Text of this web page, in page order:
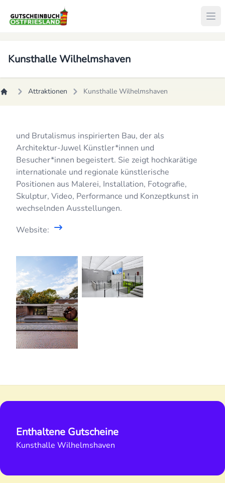
Kunsthalle Wilhelmshaven
Attraktionen Kunsthalle Wilhelmshaven
und Brutalismus inspirierten Bau, der als
Architektur-Juwel Künstler*innen und
Besucher*innen begeistert. Sie zeigt hochkarätige
internationale und regionale künstlerische
Positionen aus Malerei, Installation, Fotografie,
Skulptur, Video, Performance und Konzeptkunst in
wechselnden Ausstellungen.
Website:
Enthaltene Gutscheine
Kunsthalle Wilhelmshaven